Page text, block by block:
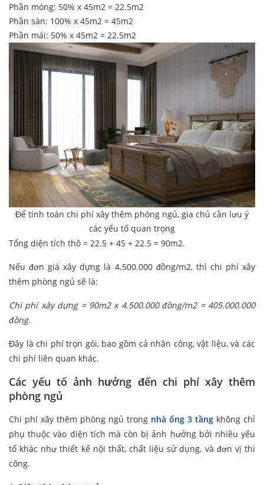
Phần móng: 50% x 45m2 = 22.5m2
Phần sàn: 100% x 45m2 = 45m2
Phần mái: 50% x 45m2 = 22.5m2
Để tính toán chi phí xây thêm phòng ngủ, gia chủ cần lưu ý
các yếu tố quan trọng
Tổng diện tích thô = 22.5 + 45 + 22.5 = 90m2.
Nếu đơn giá xây dựng là 4.500.000 đồng/m2, thì chi phí xây
thêm phòng ngủ sẽ là:
Chi phí xây dựng = 90m2 x 4.500.000 đồng/m2 = 405.000.000
đồng.
Đây là chi phí trọn gói, bao gồm cả nhân công, vật liệu, và các
chi phí liên quan khác.
Các yếu tố ảnh hưởng đến chi phí xây thêm
phòng ngủ
Chi phí xây thêm phòng ngủ trong nhà ống 3 tầng không chỉ
phụ thuộc vào diện tích mà còn bị ảnh hưởng bởi nhiều yếu
tố khác như thiết kế nội thất, chất liệu sử dụng, và đơn vị thi
công.